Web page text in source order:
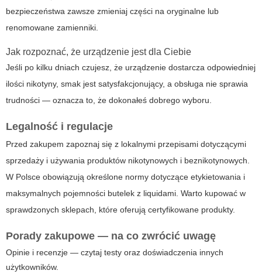
bezpieczeństwa zawsze zmieniaj części na oryginalne lub
renomowane zamienniki.
Jak rozpoznać, że urządzenie jest dla Ciebie
Jeśli po kilku dniach czujesz, że urządzenie dostarcza odpowiedniej
ilości nikotyny, smak jest satysfakcjonujący, a obsługa nie sprawia
trudności — oznacza to, że dokonałeś dobrego wyboru.
Legalność i regulacje
Przed zakupem zapoznaj się z lokalnymi przepisami dotyczącymi
sprzedaży i używania produktów nikotynowych i beznikotynowych.
W Polsce obowiązują określone normy dotyczące etykietowania i
maksymalnych pojemności butelek z liquidami. Warto kupować w
sprawdzonych sklepach, które oferują certyfikowane produkty.
Porady zakupowe — na co zwrócić uwagę
Opinie i recenzje — czytaj testy oraz doświadczenia innych
użytkowników.